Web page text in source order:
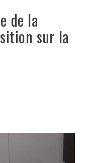
de la
sur la